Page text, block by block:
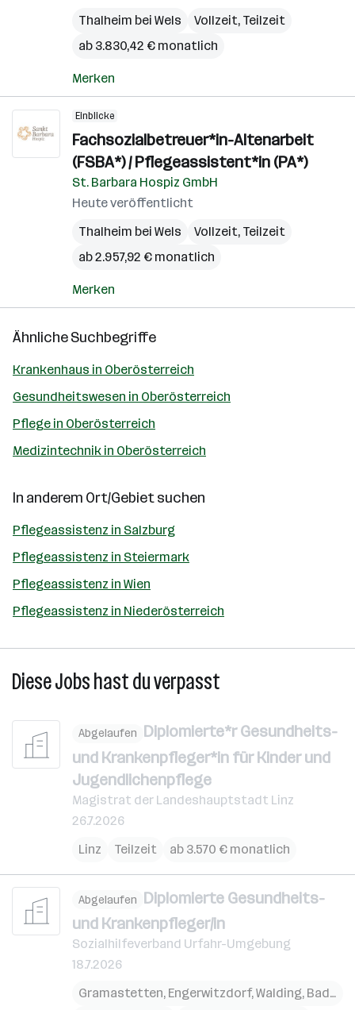
Thalheim bei Wels
Vollzeit, Teilzeit
ab 3.830,42 € monatlich
Merken
Einblicke
Fachsozialbetreuer*in-Altenarbeit
(FSBA*) / Pflegeassistent*in (PA*)
St. Barbara Hospiz GmbH
Heute veröffentlicht
Thalheim bei Wels
Vollzeit, Teilzeit
ab 2.957,92 € monatlich
Merken
Ähnliche Suchbegriffe
Krankenhaus in Oberösterreich
Gesundheitswesen in Oberösterreich
Pflege in Oberösterreich
Medizintechnik in Oberösterreich
In anderem Ort/Gebiet suchen
Pflegeassistenz in Salzburg
Pflegeassistenz in Steiermark
Pflegeassistenz in Wien
Pflegeassistenz in Niederösterreich
Diese Jobs hast du verpasst
Abgelaufen Diplomierte*r Gesundheits-
und Krankenpfleger*in für Kinder und
Jugendlichenpflege
Magistrat der Landeshauptstadt Linz
26.7.2026
Linz
Teilzeit ab 3.570 € monatlich
Abgelaufen Diplomierte Gesundheits-
und Krankenpfleger/in
Sozialhilfeverband Urfahr-Umgebung
18.7.2026
Gramastetten, Engerwitzdorf,Walding, Bad Leonfelden